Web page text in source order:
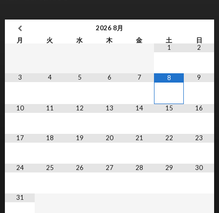
2026 8月
月
火 水 木 金 土
日
1
2
3 4 5 6 7 8 9
10 11 12 13 14 15 16
17 18 19 20 21 22 23
24 25 26 27 28 29 30
31